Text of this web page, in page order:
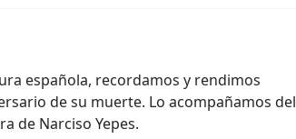
española, recordamos y rendimos
de su muerte. Lo acompañamos del
de Narciso Yepes.